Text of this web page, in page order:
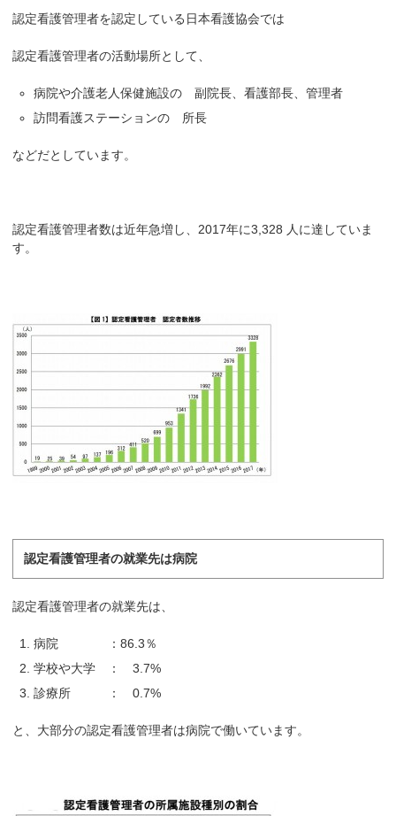
認定看護管理者を認定している日本看護協会では
認定看護管理者の活動場所として、
病院や介護老人保健施設の 副院長、看護部長、管理者
訪問看護ステーションの 所長
などだとしています。
認定看護管理者数は近年急増し、2017年に3,328 人に達していま
す。
認定看護管理者の就業先は病院
認定看護管理者の就業先は、
病院 ：86.3％
学校や大学 ： 3.7%
診療所 ： 0.7%
と、大部分の認定看護管理者は病院で働いています。